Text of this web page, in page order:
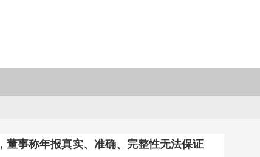
事称年报真实、准确、完整性无法保证